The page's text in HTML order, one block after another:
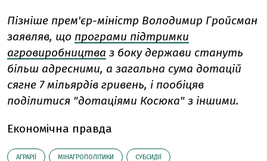
Пізніше прем'єр-міністр Володимир Гройсман
заявляв, що програми підтримки
агровиробництва з боку держави стануть
більш адресними, а загальна сума дотацій
сягне 7 мільярдів гривень, і пообіцяв
поділитися "дотаціями Косюка" з іншими.
Економічна правда
АГРАРІЇ МІНАГРОПОЛІТИКИ СУБСИДІЇ